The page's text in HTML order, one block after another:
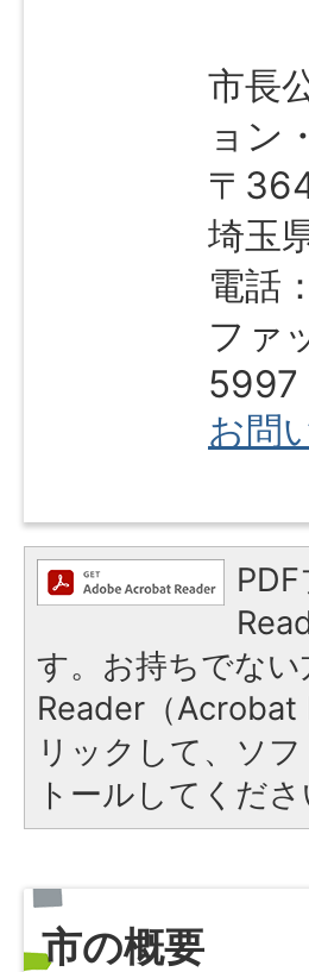
市長
ョン
〒
埼玉
電話
ファ
5997
お問
す。お持ちでな
Reader（Acrobat
リックして、ソ
トールしてくださ
市の概要